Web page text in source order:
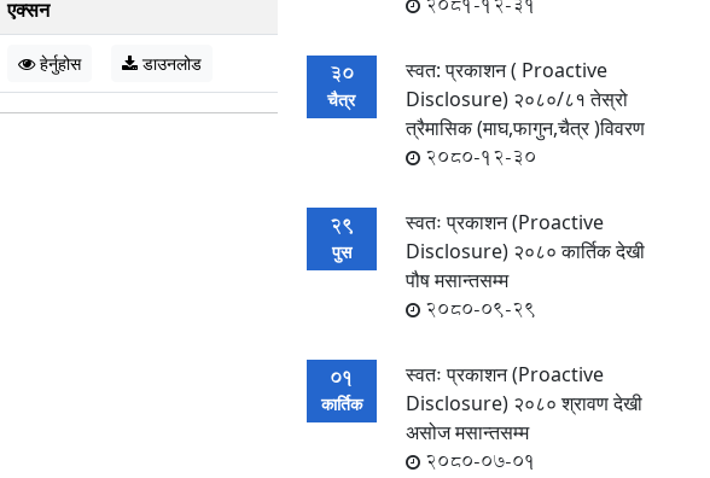
एक्सन
हेर्नुहोस डाउनलोड
2081-12-31
30
चैत्र
स्वत: प्रकाशन ( Proactive
Disclosure) २०८०/८१ तेस्रो
त्रैमासिक (माघ,फागुन,चैत्र )विवरण
2080-12-30
29
पुस
स्वतः प्रकाशन (Proactive
Disclosure) २०८० कार्तिक देखी
पौष मसान्तसम्म
2080-09-29
01
कार्तिक
स्वतः प्रकाशन (Proactive
Disclosure) २०८० श्रावण देखी
असोज मसान्तसम्म
2080-07-01